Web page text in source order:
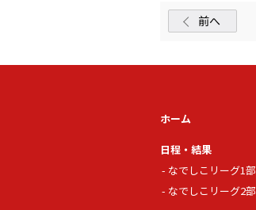
前へ
ホーム
日程・結果
なでしこリーグ1部
なでしこリーグ2部